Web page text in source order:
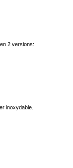
2 versions:
inoxydable.